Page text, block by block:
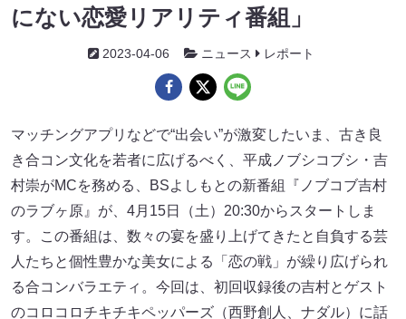
にない恋愛リアリティ番組」
2023-04-06 ニュース レポート
マッチングアプリなどで“出会い”が激変したいま、古き良
き合コン文化を若者に広げるべく、平成ノブシコブシ・吉
村崇がMCを務める、BSよしもとの新番組『ノブコブ吉村
のラブヶ原』が、4月15日（土）20:30からスタートしま
す。この番組は、数々の宴を盛り上げてきたと自負する芸
人たちと個性豊かな美女による「恋の戦」が繰り広げられ
る合コンバラエティ。今回は、初回収録後の吉村とゲスト
のコロコロチキチキペッパーズ（西野創人、ナダル）に話